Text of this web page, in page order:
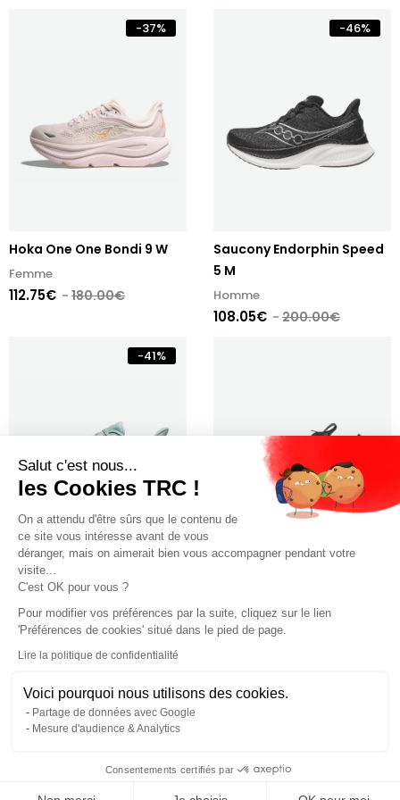
Salut c'est nous...
les Cookies TRC !
On a attendu d'être sûrs que le contenu de
ce site vous intéresse avant de vous
déranger, mais on aimerait bien vous accompagner pendant votre
visite...
C'est OK pour vous ?
Pour modifier vos préférences par la suite, cliquez sur le lien
'Préférences de cookies' situé dans le pied de page.
Lire la politique de confidentialité
Voici pourquoi nous utilisons des cookies.
Partage de données avec Google
Mesure d'audience & Analytics
Consentements certifiés par
-37%
Hoka One One Bondi 9 W
Femme
112.75€ 180.00€
-46%
Saucony Endorphin Speed
5 M
Homme
108.05€ 200.00€
-41%
Hoka One One Clifton 10 M
94.9€ 160.00€ 200.00€